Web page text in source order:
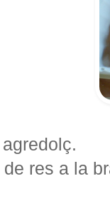
de res a la